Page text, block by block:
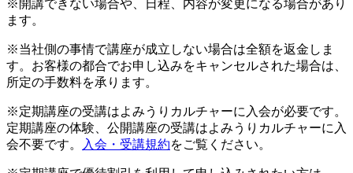
※開講できない場合や、日程、内容が変更になる場合があり
ます。
※当社側の事情で講座が成立しない場合は全額を返金しま
す。お客様の都合でお申し込みをキャンセルされた場合は、
所定の手数料を承ります。
※定期講座の受講はよみうりカルチャーに入会が必要です。
定期講座の体験、公開講座の受講はよみうりカルチャーに入
会不要です。
入会・受講規約をご覧ください。